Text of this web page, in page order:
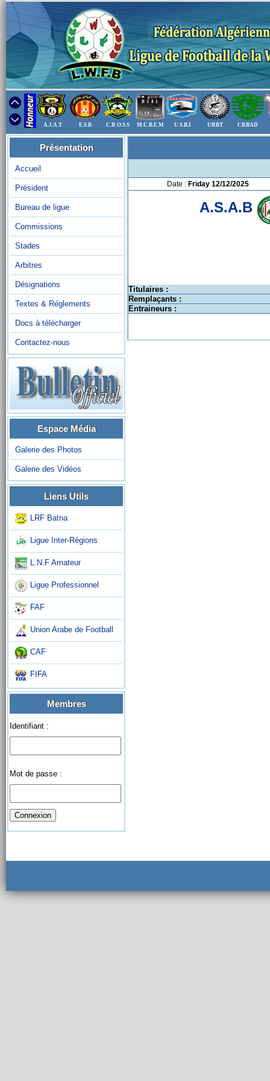
A.J.A.T E.S.B C.R O.S.S M.C.B.E.M U.S.B.I URBT CRBAD
Présentation
Accueil
Président
Bureau de ligue
Commissions
Stades
Arbitres
Désignations
Textes & Réglements
Docs à télécharger
Contactez-nous
Espace Média
Galerie des Photos
Galerie des Vidéos
Liens Utils
LRF Batna
Ligue Inter-Régions
L.N.F Amateur
Ligue Professionnel
FAF
Union Arabe de Football
CAF
FIFA
Membres
Identifiant :
Mot de passe :
Date : Friday 12/12/2025
A.S.A.B
Titulaires :
Remplaçants :
Entraineurs :